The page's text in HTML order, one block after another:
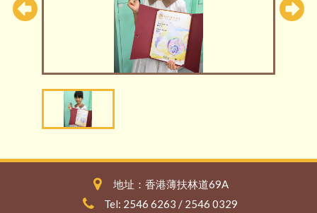
地址：香港薄扶林道69A
Tel: 2546 6263 / 2546 0329